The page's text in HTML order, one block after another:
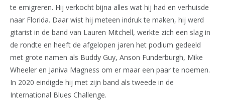
te emigreren. Hij verkocht bijna alles wat hij had en verhuisde
naar Florida. Daar wist hij meteen indruk te maken, hij werd
gitarist in de band van Lauren Mitchell, werkte zich een slag in
de rondte en heeft de afgelopen jaren het podium gedeeld
met grote namen als Buddy Guy, Anson Funderburgh, Mike
Wheeler en Janiva Magness om er maar een paar te noemen.
In 2020 eindigde hij met zijn band als tweede in de
International Blues Challenge.